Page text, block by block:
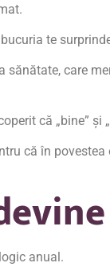
te
sănătate, care
că „bine” și
că în
anual.